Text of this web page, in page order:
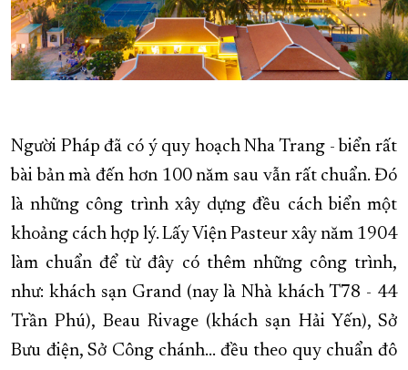
Người Pháp đã có ý quy hoạch Nha Trang - biển rất
bài bản mà đến hơn 100 năm sau vẫn rất chuẩn. Đó
là những công trình xây dựng đều cách biển một
khoảng cách hợp lý. Lấy Viện Pasteur xây năm 1904
làm chuẩn để từ đây có thêm những công trình,
như: khách sạn Grand (nay là Nhà khách T78 - 44
Trần Phú), Beau Rivage (khách sạn Hải Yến), Sở
Bưu điện, Sở Công chánh... đều theo quy chuẩn đô